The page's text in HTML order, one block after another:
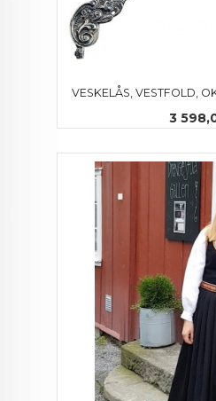
VESKELÅS, VESTFOLD,
Pris
3